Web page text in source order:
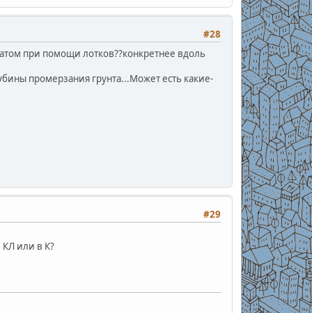
#28
при помощи лотков??конкретнее вдоль
промерзания грунта...Может есть какие-
#29
КЛ или в К?